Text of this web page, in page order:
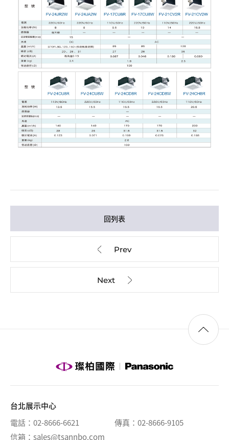
回列表
台北展示中心
電話
02-8666-6621 傳真
02-8666-9105
信箱
sales@tsannbo.com